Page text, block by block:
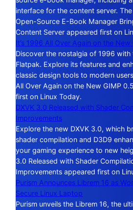
interface for the content server.
Open-Source E-Book Manager
Content Server appeared first on
It’s 1996 All Over Again on the
Discover the nostalgia of 1996
Flatpak. Explore its features and
classic design tools to modern
All Over Again on the New GIMP
first on Linux Today.
DXVK 3.0 Released with Shader
Improvements
Explore the new DXVK 3.0, which
shader compilation and D3D9
your gaming experience to new
3.0 Released with Shader
Improvements appeared first on
Purism Announces Librem 16 as
Secure Linux Laptop
Purism unveils the Librem 16, the